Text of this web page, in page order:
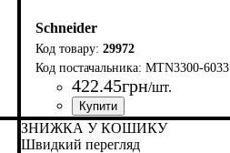
Schneider
29972
MTN3300-6033
422.45грн/шт.
Країна-виробник: Нiмеччина
Серія: Merten D-Life
ЗНИЖКА У КОШИКУ
Швидкий перегляд